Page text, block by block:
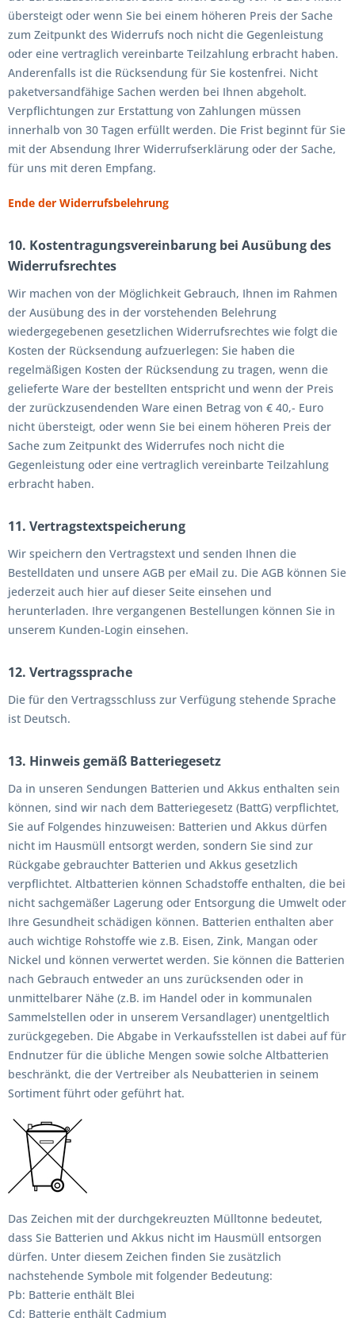
übersteigt oder wenn Sie bei einem höheren Preis der Sache
zum Zeitpunkt des Widerrufs noch nicht die Gegenleistung
oder eine vertraglich vereinbarte Teilzahlung erbracht haben.
Anderenfalls ist die Rücksendung für Sie kostenfrei. Nicht
paketversandfähige Sachen werden bei Ihnen abgeholt.
Verpflichtungen zur Erstattung von Zahlungen müssen
innerhalb von 30 Tagen erfüllt werden. Die Frist beginnt für Sie
mit der Absendung Ihrer Widerrufserklärung oder der Sache,
für uns mit deren Empfang.
Ende der Widerrufsbelehrung
10. Kostentragungsvereinbarung bei Ausübung des
Widerrufsrechtes
Wir machen von der Möglichkeit Gebrauch, Ihnen im Rahmen
der Ausübung des in der vorstehenden Belehrung
wiedergegebenen gesetzlichen Widerrufsrechtes wie folgt die
Kosten der Rücksendung aufzuerlegen: Sie haben die
regelmäßigen Kosten der Rücksendung zu tragen, wenn die
gelieferte Ware der bestellten entspricht und wenn der Preis
der zurückzusendenden Ware einen Betrag von € 40,- Euro
nicht übersteigt, oder wenn Sie bei einem höheren Preis der
Sache zum Zeitpunkt des Widerrufes noch nicht die
Gegenleistung oder eine vertraglich vereinbarte Teilzahlung
erbracht haben.
11. Vertragstextspeicherung
Wir speichern den Vertragstext und senden Ihnen die
Bestelldaten und unsere AGB per eMail zu. Die AGB können Sie
jederzeit auch hier auf dieser Seite einsehen und
herunterladen. Ihre vergangenen Bestellungen können Sie in
unserem Kunden-Login einsehen.
12. Vertragssprache
Die für den Vertragsschluss zur Verfügung stehende Sprache
ist Deutsch.
13. Hinweis gemäß Batteriegesetz
Da in unseren Sendungen Batterien und Akkus enthalten sein
können, sind wir nach dem Batteriegesetz (BattG) verpflichtet,
Sie auf Folgendes hinzuweisen: Batterien und Akkus dürfen
nicht im Hausmüll entsorgt werden, sondern Sie sind zur
Rückgabe gebrauchter Batterien und Akkus gesetzlich
verpflichtet. Altbatterien können Schadstoffe enthalten, die bei
nicht sachgemäßer Lagerung oder Entsorgung die Umwelt oder
Ihre Gesundheit schädigen können. Batterien enthalten aber
auch wichtige Rohstoffe wie z.B. Eisen, Zink, Mangan oder
Nickel und können verwertet werden. Sie können die Batterien
nach Gebrauch entweder an uns zurücksenden oder in
unmittelbarer Nähe (z.B. im Handel oder in kommunalen
Sammelstellen oder in unserem Versandlager) unentgeltlich
zurückgegeben. Die Abgabe in Verkaufsstellen ist dabei auf für
Endnutzer für die übliche Mengen sowie solche Altbatterien
beschränkt, die der Vertreiber als Neubatterien in seinem
Sortiment führt oder geführt hat.
Das Zeichen mit der durchgekreuzten Mülltonne bedeutet,
dass Sie Batterien und Akkus nicht im Hausmüll entsorgen
dürfen. Unter diesem Zeichen finden Sie zusätzlich
nachstehende Symbole mit folgender Bedeutung:
Pb: Batterie enthält Blei
Cd: Batterie enthält Cadmium